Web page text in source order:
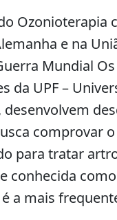
Ozonioterapia
e na
Mundial Os
da UPF –
desenvolvem
comprovar
para tratar
conhecida
a mais